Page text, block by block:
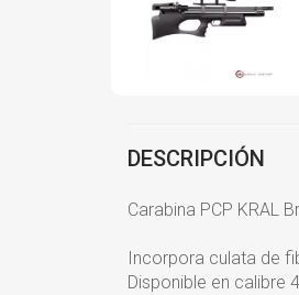
DESCRIPCIÓN
Carabina PCP KRAL
Incorpora culata de
Disponible en calibre